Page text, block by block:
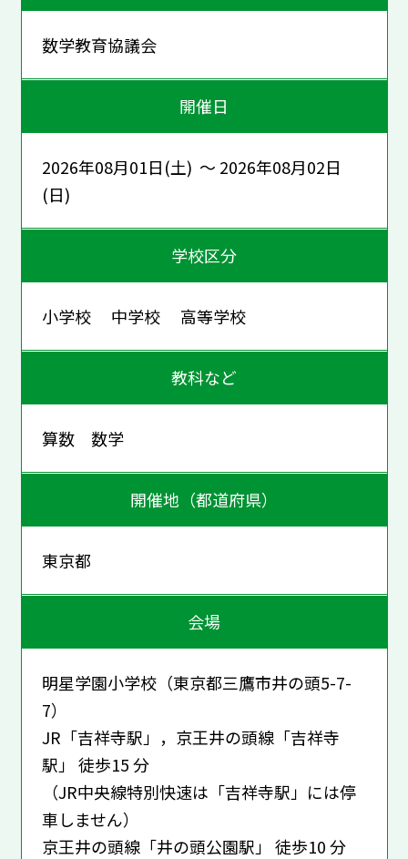
数学教育協議会
開催日
2026年08月01日(土) ～ 2026年08月02日
(日)
学校区分
小学校 中学校 高等学校
教科など
算数 数学
開催地（都道府県）
東京都
会場
明星学園小学校（東京都三鷹市井の頭5-7-
7）
JR「吉祥寺駅」，京王井の頭線「吉祥寺
駅」 徒歩15 分
（JR中央線特別快速は「吉祥寺駅」には停
車しません）
京王井の頭線「井の頭公園駅」 徒歩10 分